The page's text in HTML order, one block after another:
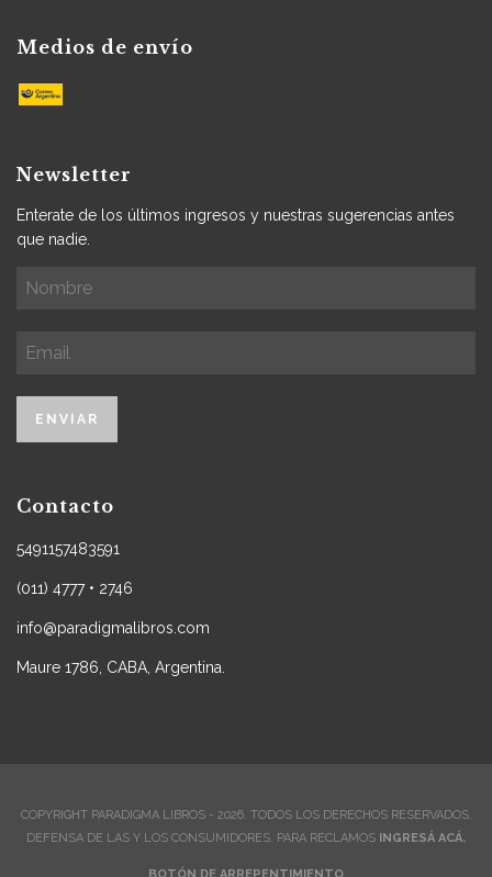
Medios de envío
Newsletter
Enterate de los últimos ingresos y nuestras sugerencias antes
que nadie.
Contacto
5491157483591
(011) 4777 • 2746
info@paradigmalibros.com
Maure 1786, CABA, Argentina.
COPYRIGHT PARADIGMA LIBROS - 2026. TODOS LOS DERECHOS RESERVADOS.
DEFENSA DE LAS Y LOS CONSUMIDORES. PARA RECLAMOS
INGRESÁ ACÁ.